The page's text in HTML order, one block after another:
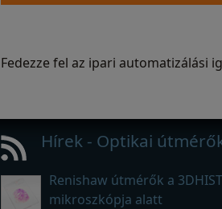
Fedezze fel az ipari automatizálási
Hírek - Optikai
Renishaw útmérők a
mikroszkópja alatt